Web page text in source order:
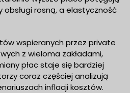
obsługi rosną, a elastyczność
wspieranych przez private
z wieloma zakładami,
płac staje się bardziej
coraz częściej analizują
inflacji kosztów.